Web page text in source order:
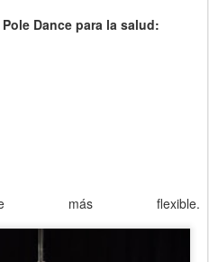
Dance para la salud:
más flexible.